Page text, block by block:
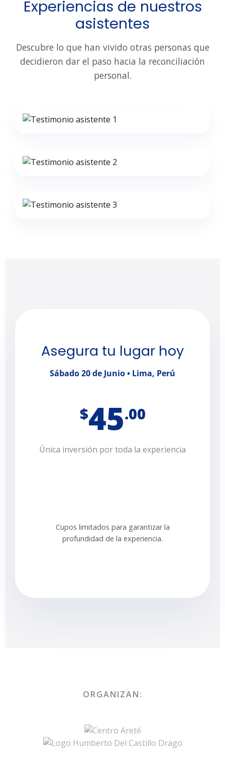
Experiencias de nuestros
asistentes
Descubre lo que han vivido otras personas que
decidieron dar el paso hacia la reconciliación
personal.
Asegura tu lugar hoy
Sábado 20 de Junio • Lima, Perú
$45.00
Única inversión por toda la experiencia
Cupos limitados para garantizar la
profundidad de la experiencia.
ORGANIZAN: